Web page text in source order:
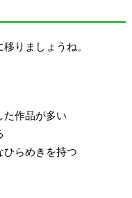
りましょうね。
た作品が多い
ひらめきを持つ